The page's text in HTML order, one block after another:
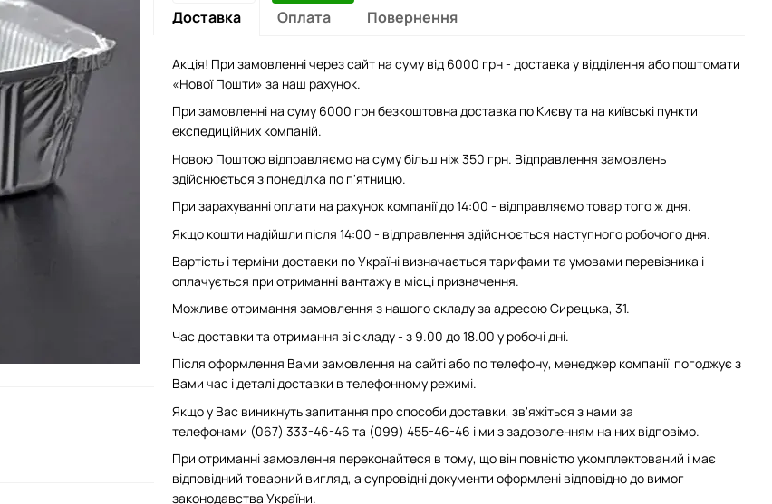
Доставка Оплата Повернення
Акція! При замовленні через сайт на суму від 6000 грн - доставка у відділення або поштомати
«Нової Пошти» за наш рахунок.
При замовленні на суму 6000 грн безкоштовна доставка по Києву та на київські пункти
експедиційних компаній.
Новою Поштою відправляємо на суму більш ніж 350 грн. Відправлення замовлень
здійснюється з понеділка по п'ятницю.
При зарахуванні оплати на рахунок компанії до 14:00 - відправляємо товар того ж дня.
Якщо кошти надійшли після 14:00 - відправлення здійснюється наступного робочого дня.
Вартість і терміни доставки по Україні визначається тарифами та умовами перевізника і
оплачується при отриманні вантажу в місці призначення.
Можливе отримання замовлення з нашого складу за адресою Сирецька, 31.
Час доставки та отримання зі складу - з 9.00 до 18.00 у робочі дні.
Після оформлення Вами замовлення на сайті або по телефону, менеджер компанії погоджує з
Вами час і деталі доставки в телефонному режимі.
Якщо у Вас виникнуть запитання про способи доставки, зв'яжіться з нами за
телефонами (067) 333-46-46 та (099) 455-46-46 і ми з задоволенням на них відповімо.
При отриманні замовлення переконайтеся в тому, що він повністю укомплектований і має
відповідний товарний вигляд, а супровідні документи оформлені відповідно до вимог
законодавства України.